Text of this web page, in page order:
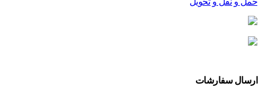
ارسال سفارشات